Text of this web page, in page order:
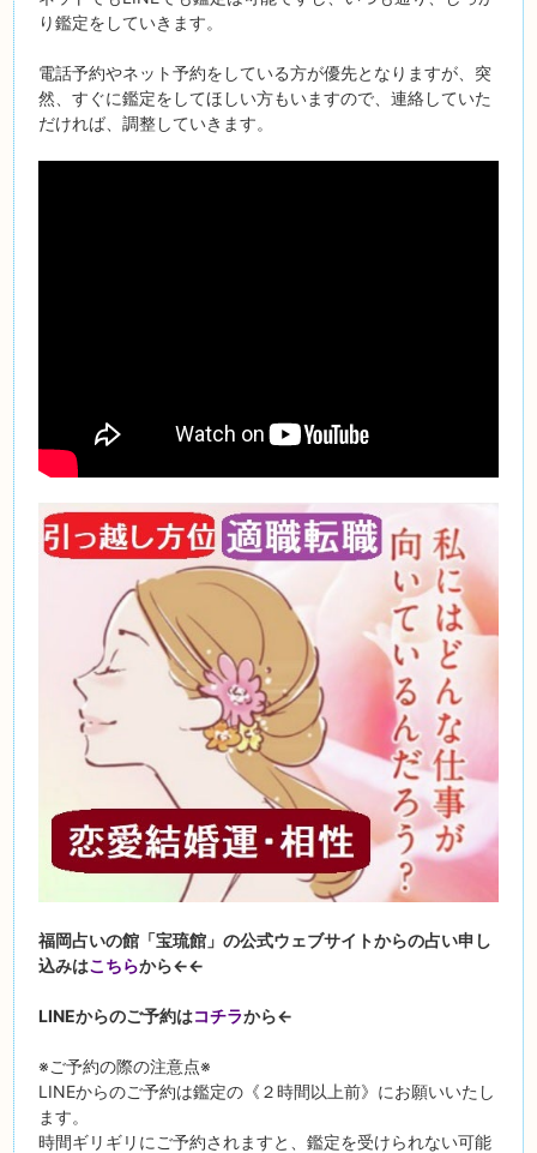
り鑑定をしていきます。
電話予約やネット予約をしている方が優先となりますが、突
然、すぐに鑑定をしてほしい方もいますので、連絡していた
だければ、調整していきます。
福岡占いの館「宝琉館」の公式ウェブサイトからの占い申し
込みはこちらから←←
LINEからのご予約はコチラから←
※ご予約の際の注意点※
LINEからのご予約は鑑定の《２時間以上前》にお願いいたし
ます。
時間ギリギリにご予約されますと、鑑定を受けられない可能